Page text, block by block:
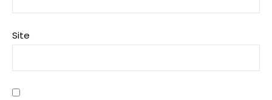
Site